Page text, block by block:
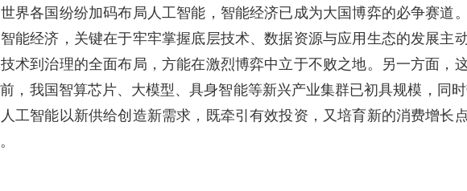
界各国纷纷加码布局人工智能，智能经济已成为大国博弈的必争赛道
能经济，关键在于牢牢掌握底层技术、数据资源与应用生态的发展主
术到治理的全面布局，方能在激烈博弈中立于不败之地。另一方面，
，我国智算芯片、大模型、具身智能等新兴产业集群已初具规模，同
工智能以新供给创造新需求，既牵引有效投资，又培育新的消费增长